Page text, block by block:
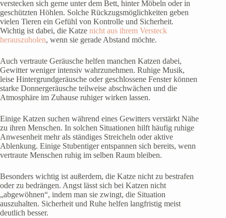
verstecken sich gerne unter dem Bett, hinter Möbeln oder in
geschützten Höhlen. Solche Rückzugsmöglichkeiten geben
vielen Tieren ein Gefühl von Kontrolle und Sicherheit.
Wichtig ist dabei, die Katze nicht aus ihrem Versteck
herauszuholen, wenn sie gerade Abstand möchte.
Auch vertraute Geräusche helfen manchen Katzen dabei,
Gewitter weniger intensiv wahrzunehmen. Ruhige Musik,
leise Hintergrundgeräusche oder geschlossene Fenster können
starke Donnergeräusche teilweise abschwächen und die
Atmosphäre im Zuhause ruhiger wirken lassen.
Einige Katzen suchen während eines Gewitters verstärkt Nähe
zu ihren Menschen. In solchen Situationen hilft häufig ruhige
Anwesenheit mehr als ständiges Streicheln oder aktive
Ablenkung. Einige Stubentiger entspannen sich bereits, wenn
vertraute Menschen ruhig im selben Raum bleiben.
Besonders wichtig ist außerdem, die Katze nicht zu bestrafen
oder zu bedrängen. Angst lässt sich bei Katzen nicht
„abgewöhnen“, indem man sie zwingt, die Situation
auszuhalten. Sicherheit und Ruhe helfen langfristig meist
deutlich besser.